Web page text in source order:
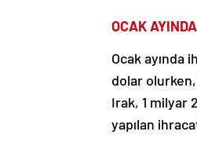
OCAK
Ocak ayında
dolar
Irak, 1 milyar
yapılan